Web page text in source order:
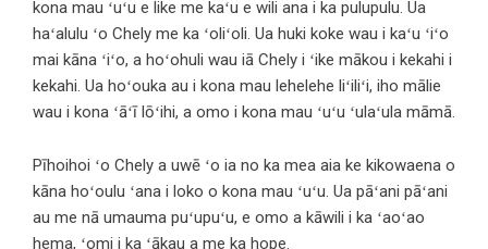
kona mau ʻuʻu e like me kaʻu e wili ana i ka pulupulu. Ua
haʻalulu ʻo Chely me ka ʻoliʻoli. Ua huki koke wau i kaʻu ʻiʻo
mai kāna ʻiʻo, a hoʻohuli wau iā Chely i ʻike mākou i kekahi i
kekahi. Ua hoʻouka au i kona mau lehelehe liʻiliʻi, iho mālie
wau i kona ʻāʻī lōʻihi, a omo i kona mau ʻuʻu ʻulaʻula māmā.
Pīhoihoi ʻo Chely a uwē ʻo ia no ka mea aia ke kikowaena o
kāna hoʻoulu ʻana i loko o kona mau ʻuʻu. Ua pāʻani pāʻani
au me nā umauma puʻupuʻu, e omo a kāwili i ka ʻaoʻao
hema, ʻomi i ka ʻākau a me ka hope.